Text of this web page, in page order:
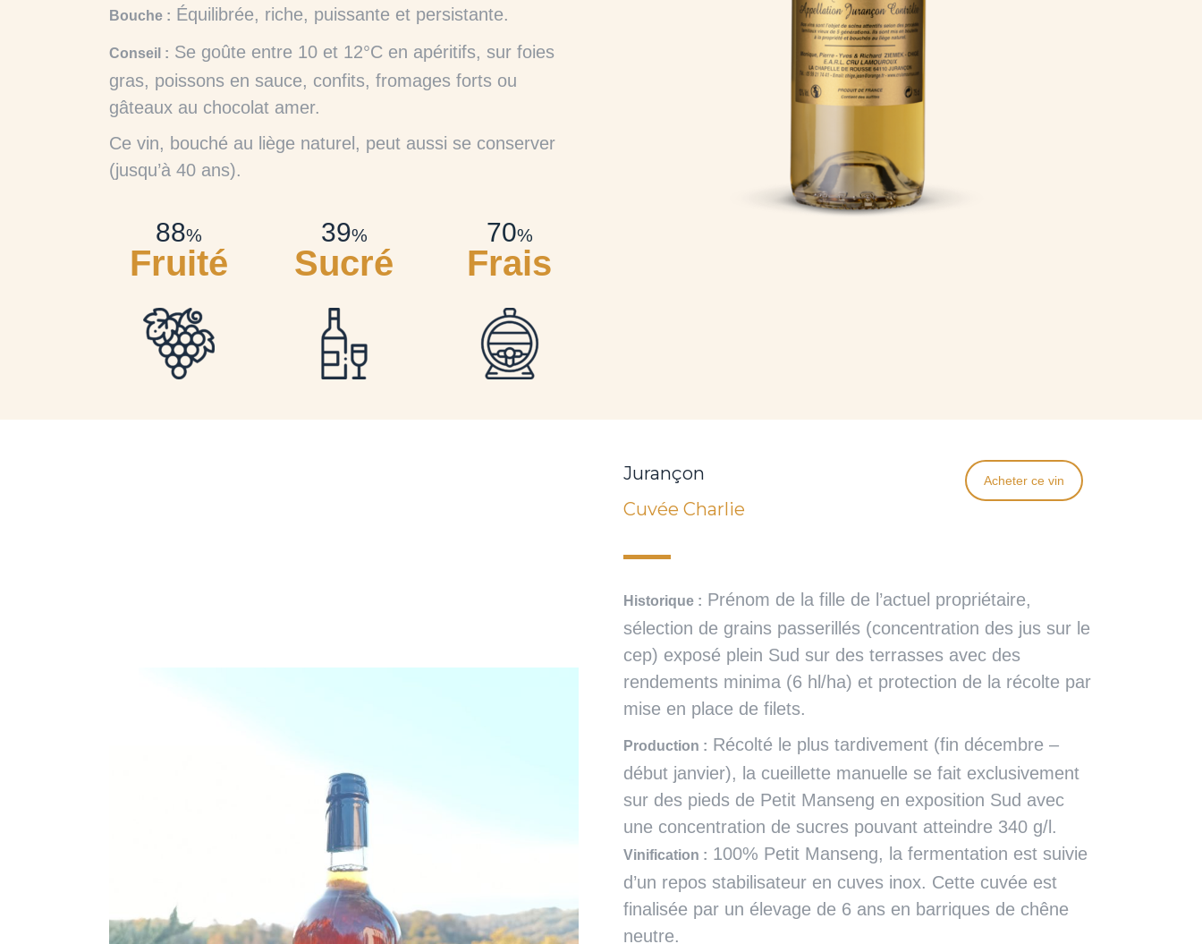
Bouche : Équilibrée, riche, puissante et persistante.
Conseil : Se goûte entre 10 et 12°C en apéritifs, sur foies
gras, poissons en sauce, confits, fromages forts ou
gâteaux au chocolat amer.
Ce vin, bouché au liège naturel, peut aussi se conserver
(jusqu’à 40 ans).
90%
Fruité
40%
Sucré
70%
Frais
Jurançon
Cuvée Charlie
Acheter ce vin
Historique : Prénom de la fille de l’actuel propriétaire,
sélection de grains passerillés (concentration des jus sur le
cep) exposé plein Sud sur des terrasses avec des
rendements minima (6 hl/ha) et protection de la récolte par
mise en place de filets.
Production : Récolté le plus tardivement (fin décembre –
début janvier), la cueillette manuelle se fait exclusivement
sur des pieds de Petit Manseng en exposition Sud avec
une concentration de sucres pouvant atteindre 340 g/l.
Vinification : 100% Petit Manseng, la fermentation est suivie
d’un repos stabilisateur en cuves inox. Cette cuvée est
finalisée par un élevage de 6 ans en barriques de chêne
neutre.